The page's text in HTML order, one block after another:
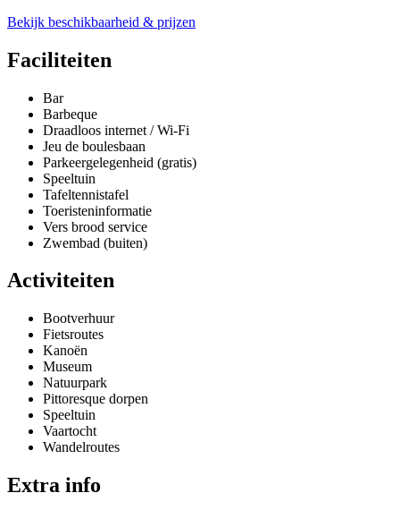
Bekijk beschikbaarheid & prijzen
Faciliteiten
Bar
Barbeque
Draadloos internet / Wi-Fi
Jeu de boulesbaan
Parkeergelegenheid (gratis)
Speeltuin
Tafeltennistafel
Toeristeninformatie
Vers brood service
Zwembad (buiten)
Activiteiten
Bootverhuur
Fietsroutes
Kanoën
Museum
Natuurpark
Pittoresque dorpen
Speeltuin
Vaartocht
Wandelroutes
Extra info